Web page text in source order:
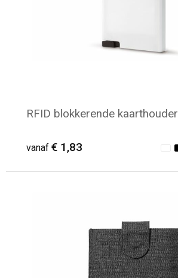
RFID blokkerende kaarthouder
vanaf € 1,83